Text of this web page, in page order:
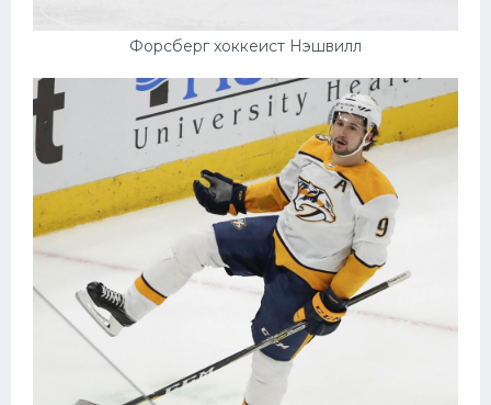
Форсберг хоккеист Нэшвилл